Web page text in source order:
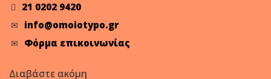
21 0202 9420
info@omoiotypo.gr
Φόρμα επικοινωνίας
Διαβάστε ακόμη